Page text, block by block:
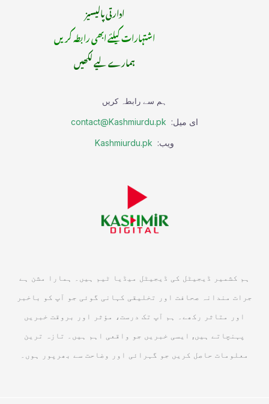
ادارتی پالیسیز
اشتہارات کیلئے ابھی رابطہ کریں
ہمارے لیے لکھیں
ہم سے رابطہ کریں
ای میل: contact@Kashmiurdu.pk
ویب: Kashmiurdu.pk
ہم کشمیر ڈیجیٹل کی ڈیجیٹل میڈیا ٹیم ہیں۔ ہمارا مشن ہے
جرات مندانہ صحافت اور تخلیقی کہانی گوئی جو آپ کو باخبر
اور متاثر رکھے۔ ہم آپ تک درست، مؤثر اور بروقت خبریں
پہنچاتے ہیں, ایسی خبریں جو واقعی اہم ہیں۔ تازہ ترین
معلومات حاصل کریں جو گہرائی اور وضاحت سے بھرپور ہوں۔